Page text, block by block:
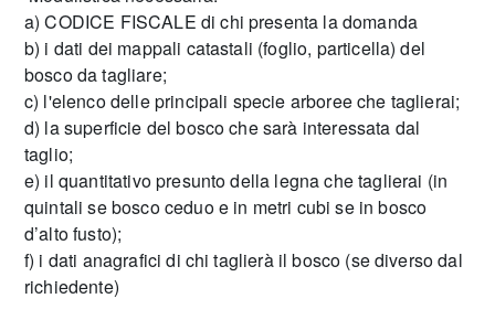
a) CODICE FISCALE di chi presenta la domanda
b) i dati dei mappali catastali (foglio, particella) del
bosco da tagliare;
c) l'elenco delle principali specie arboree che taglierai;
d) la superficie del bosco che sarà interessata dal
taglio;
e) il quantitativo presunto della legna che taglierai (in
quintali se bosco ceduo e in metri cubi se in bosco
d’alto fusto);
f) i dati anagrafici di chi taglierà il bosco (se diverso dal
richiedente)